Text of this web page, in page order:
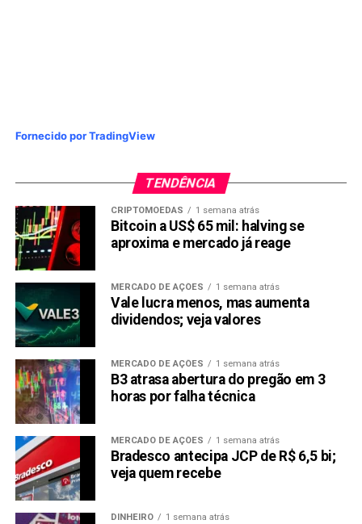
Pix: maior transação já feita supera R$ 1 bilhão
Fornecido por TradingView
TENDÊNCIA
CRIPTOMOEDAS 1 semana atrás
Bitcoin a US$ 65 mil: halving se
aproxima e mercado já reage
MERCADO DE AÇÕES 1 semana atrás
Vale lucra menos, mas aumenta
dividendos; veja valores
MERCADO DE AÇÕES 1 semana atrás
B3 atrasa abertura do pregão em 3
horas por falha técnica
MERCADO DE AÇÕES 1 semana atrás
Bradesco antecipa JCP de R$ 6,5 bi;
veja quem recebe
DINHEIRO 1 semana atrás